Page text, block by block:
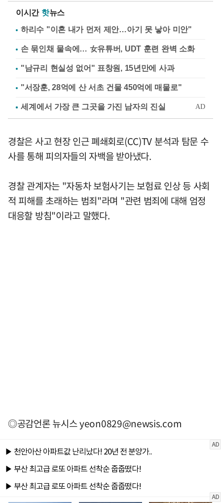
이시간 핫뉴스
하리수 "이혼 내가 먼저 제안…아기 못 낳아 미안"
손 묶인채 물속에… 女유튜버, UDT 훈련 완벽 소화
"남규리 현실성 없어" 표창원, 15년만에 사과
"서장훈, 28억에 산 서초 건물 450억에 매물로"
경찰은 사고 현장 인근 폐쇄회로(CC)TV 분석과 탐문 수
사를 통해 피의자들의 자백을 받아냈다.
경찰 관계자는 "자동차 보험사기는 보험료 인상 등 사회
적 피해를 초래하는 범죄"라며 "관련 범죄에 대해 엄정
대응할 방침"이라고 말했다.
◎공감언론 뉴시스yeon0829@newsis.com